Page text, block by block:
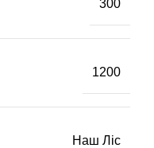
300
1200
Наш Ліс